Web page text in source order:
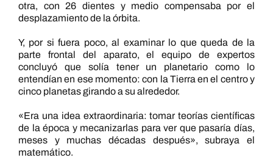
otra, con 26 dientes y medio compensaba por el
desplazamiento de la órbita.
Y, por si fuera poco, al examinar lo que queda de la
parte frontal del aparato, el equipo de expertos
concluyó que solía tener un planetario como lo
entendían en ese momento: con la Tierra en el centro y
cinco planetas girando a su alrededor.
«Era una idea extraordinaria: tomar teorías científicas
de la época y mecanizarlas para ver que pasaría días,
meses y muchas décadas después», subraya el
matemático.